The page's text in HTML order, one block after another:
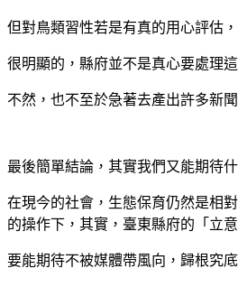
但對鳥類習性若是有真的用心評估
很明顯的，縣府並不是真心要處理
不然，也不至於急著去產出許多新聞
最後簡單結論，其實我們又能期待
在現今的社會，生態保育仍然是相
的操作下，其實，臺東縣府的「立
要能期待不被媒體帶風向，歸根究